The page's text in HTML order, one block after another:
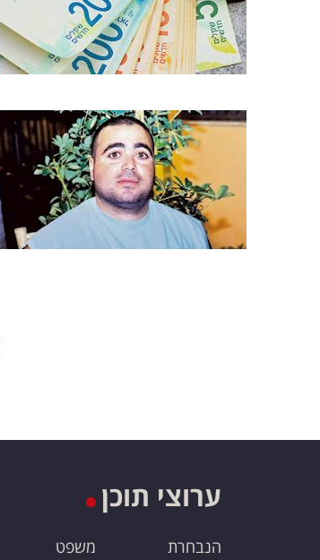
ערוצי תוכן
הנבחרת
משפט